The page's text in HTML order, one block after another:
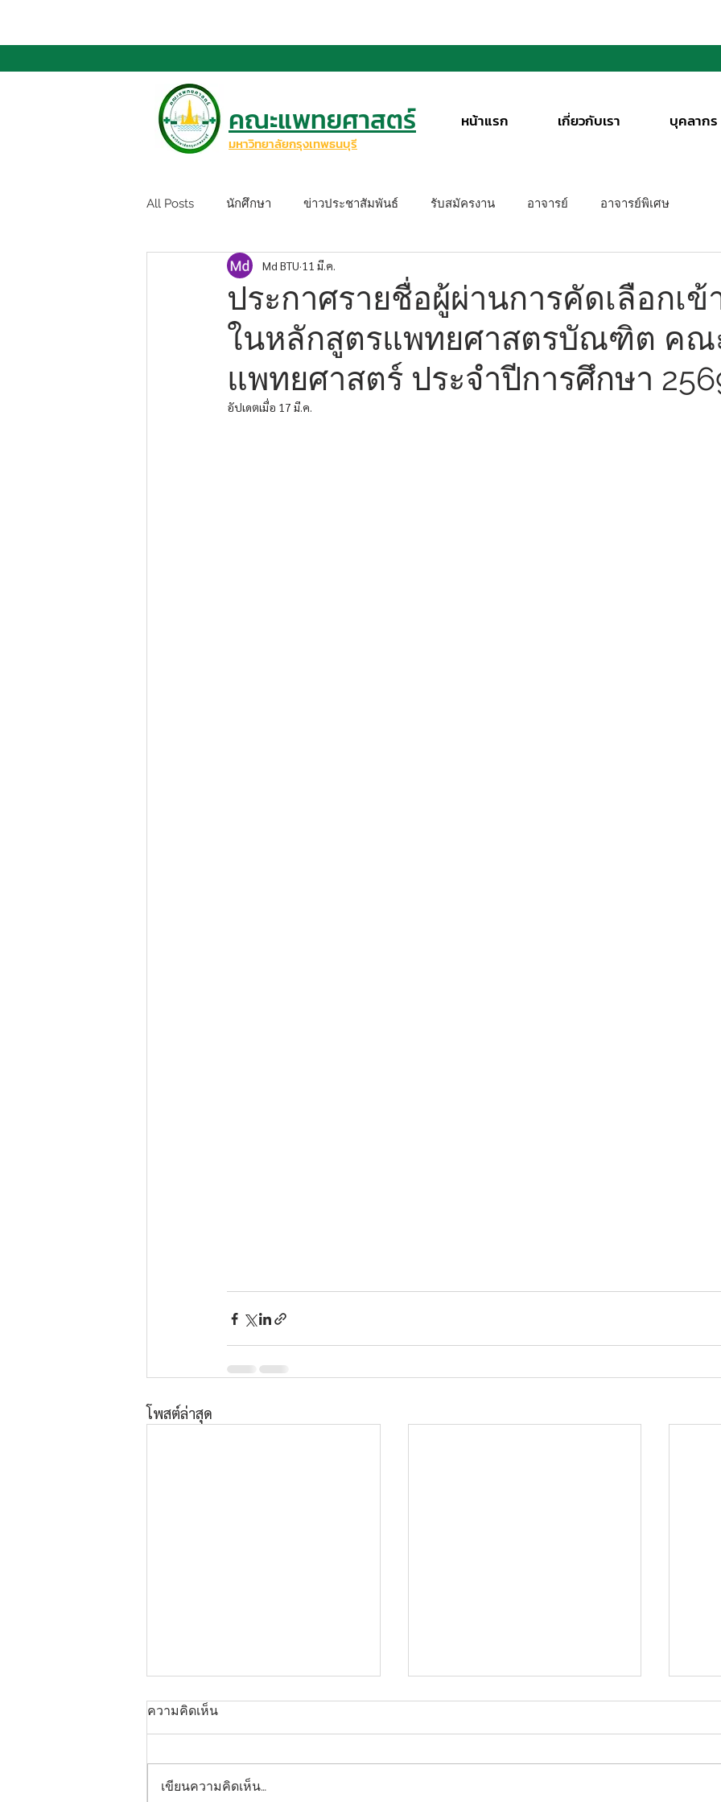
คณะแพทยศาสตร์
มหาวิทยาลัยกรุงเทพธนบุรี
หน้าแรก เกี่ยวกับเรา บุคลากร
All Posts นักศึกษา ข่าวประชาสัมพันธ์ รับสมัครงาน อาจารย์ อาจารย์พิเศษ
ประกาศรายชื่อผู้ผ่านการคัดเลือกเข้
ในหลักสูตรแพทยศาสตรบัณฑิต คณ
แพทยศาสตร์ ประจำปีการศึกษา
Md BTU 11 มี.ค.
อัปเดตเมื่อ 17 มี.ค.
โพสต์ล่าสุด
ความคิดเห็น
เขียนความคิดเห็น…